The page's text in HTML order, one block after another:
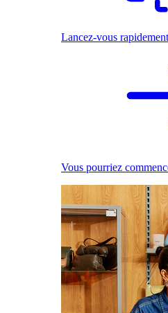
Lancez-vous rapidement
Vous pourriez